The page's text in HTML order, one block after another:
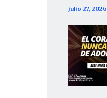
julio 27, 2026